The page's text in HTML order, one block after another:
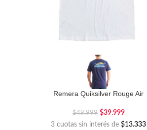
Remera Quiksilver Rouge Air
$49.999 $39.999
3 cuotas sin interés de$13.333